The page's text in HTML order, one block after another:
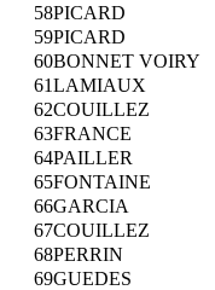
58PICARD
59PICARD
60BONNET VOIRY
61LAMIAUX
62COUILLEZ
63FRANCE
64PAILLER
65FONTAINE
66GARCIA
67COUILLEZ
68PERRIN
69GUEDES